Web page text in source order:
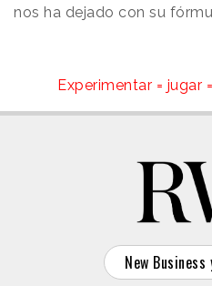
nos ha dejado con su
Experimentar = jugar
New